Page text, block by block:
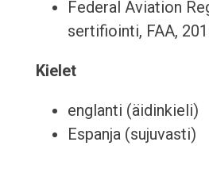
Federal Aviation
sertifiointi, FAA,
Kielet
englanti (äidinkieli)
Espanja (sujuvasti)